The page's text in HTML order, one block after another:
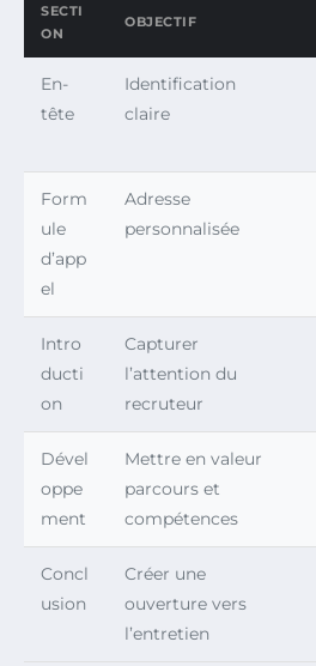
SECTI
ON
OBJECTIF
En-
tête
Identification
claire
Form
ule
d’app
el
Adresse
personnalisée
Intro
ducti
on
Capturer
l’attention du
recruteur
Dével
oppe
ment
Mettre en valeur
parcours et
compétences
Concl
usion
Créer une
ouverture vers
l’entretien